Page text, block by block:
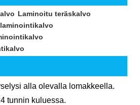
Laminoitu teräskalvo
alla olevalla lomakkeella.
tunnin kuluessa.